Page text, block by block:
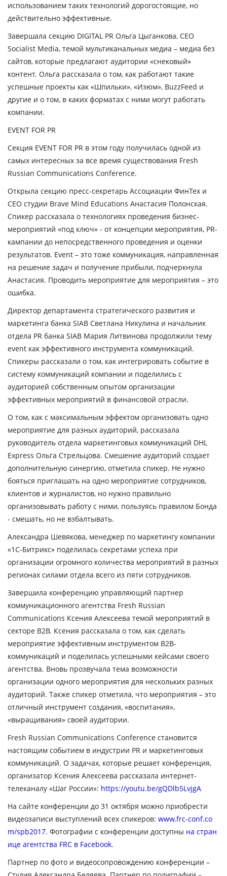
использованием таких технологий дорогостоящие, но
действительно эффективные.
Завершала секцию DIGITAL PR Ольга Цыганкова, CEO
Socialist Media, темой мультиканальных медиа – медиа без
сайтов, которые предлагают аудитории «снековый»
контент. Ольга рассказала о том, как работают такие
успешные проекты как «Шпильки», «Изюм», BuzzFeed и
другие и о том, в каких форматах с ними могут работать
компании.
EVENT FOR PR
Секция EVENT FOR PR в этом году получилась одной из
самых интересных за все время существования Fresh
Russian Communications Conference.
Открыла секцию пресс-секретарь Ассоциации ФинТех и
CEO студии Brave Mind Educations Анастасия Полонская.
Спикер рассказала о технологиях проведения бизнес-
мероприятий «под ключ» - от концепции мероприятия, PR-
кампании до непосредственного проведения и оценки
результатов. Event – это тоже коммуникация, направленная
на решение задач и получение прибыли, подчеркнула
Анастасия. Проводить мероприятие для мероприятия – это
ошибка.
Директор департамента стратегического развития и
маркетинга банка SIAB Светлана Никулина и начальник
отдела PR банка SIAB Мария Литвинова продолжили тему
event как эффективного инструмента коммуникаций.
Спикеры рассказали о том, как интегрировать событие в
систему коммуникаций компании и поделились с
аудиторией собственным опытом организации
эффективных мероприятий в финансовой отрасли.
О том, как с максимальным эффектом организовать одно
мероприятие для разных аудиторий, рассказала
руководитель отдела маркетинговых коммуникаций DHL
Express Ольга Стрельцова. Смешение аудиторий создает
дополнительную синергию, отметила спикер. Не нужно
бояться приглашать на одно мероприятие сотрудников,
клиентов и журналистов, но нужно правильно
организовывать работу с ними, пользуясь правилом Бонда
- смешать, но не взбалтывать.
Александра Шевякова, менеджер по маркетингу компании
«1С-Битрикс» поделилась секретами успеха при
организации огромного количества мероприятий в разных
регионах силами отдела всего из пяти сотрудников.
Завершила конференцию управляющий партнер
коммуникационного агентства Fresh Russian
Communications Ксения Алексеева темой мероприятий в
секторе B2B. Ксения рассказала о том, как сделать
мероприятие эффективным инструментом B2B-
коммуникаций и поделилась успешными кейсами своего
агентства. Вновь прозвучала тема возможности
организации одного мероприятия для нескольких разных
аудиторий. Также спикер отметила, что мероприятия – это
отличный инструмент создания, «воспитания»,
«выращивания» своей аудитории.
Fresh Russian Communications Conference становится
настоящим событием в индустрии PR и маркетинговых
коммуникаций. О задачах, которые решает конференция,
организатор Ксения Алексеева рассказала интернет-
телеканалу «Шаг России»: https://youtu.be/gQDlb5LvjgA
На сайте конференции до 31 октября можно приобрести
видеозаписи выступлений всех спикеров: www.frc-conf.co
m/spb2017. Фотографии с конференции доступны на стран
ице агентства FRC в Facebook.
Партнер по фото и видеосопровождению конференции –